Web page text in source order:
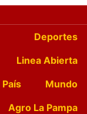
Deportes
Linea Abierta
País
Mundo
Agro La Pampa